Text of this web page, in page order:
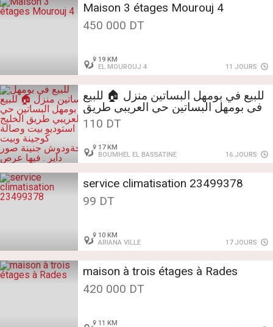
Maison 3 étages Mourouj 4
450 000 DT
19 KM
EL MOUROUJ 4
11 JOURS
للبيع في بومهل البساتين منزل 🏠 للبيع
في بومهل البساتين حي العريبي طريق
الخليج فيه استوديو بيت وصالة كوجينة
وبيت راحةودوش جنينة صور داير . فيها
عرص مصبوبين مالية الدالة عداد ماء
عداد ضوء مع امكانية الربط بالغاز
مليون الاتصال والمعاينة :
110 DT
17 KM
BOUMHEL EL BASSATINE
16 JOURS
service climatisation 23499378
99 DT
10 KM
ARIANA VILLE
17 JOURS
maison à trois étages à Rades
420 000 DT
11 KM